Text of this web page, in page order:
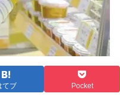
てブ Pocket